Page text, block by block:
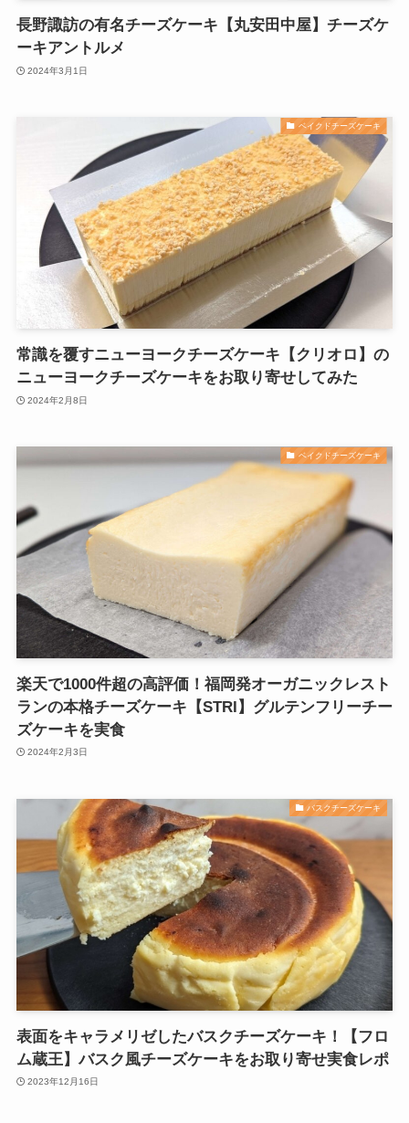
長野諏訪の有名チーズケーキ【丸安田中屋】チーズケ
ーキアントルメ
2024年3月1日
ベイクドチーズケーキ
常識を覆すニューヨークチーズケーキ【クリオロ】の
ニューヨークチーズケーキをお取り寄せしてみた
2024年2月8日
ベイクドチーズケーキ
楽天で1000件超の高評価！福岡発オーガニックレスト
ランの本格チーズケーキ【STRI】グルテンフリーチー
ズケーキを実食
2024年2月3日
バスクチーズケーキ
表面をキャラメリゼしたバスクチーズケーキ！【フロ
ム蔵王】バスク風チーズケーキをお取り寄せ実食レポ
2023年12月16日